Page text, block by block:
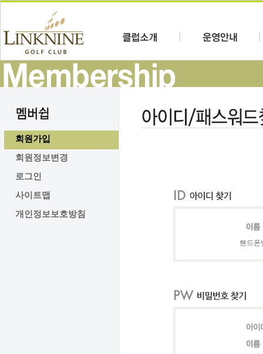
회원가입
회원정보변경
로그인
사이트맵
개인정보보호방침
핸드폰